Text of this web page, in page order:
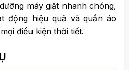
máy giặt nhanh chóng,
động hiệu quả và quần áo
điều kiện thời tiết.